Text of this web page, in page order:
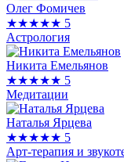
Олег Фомичев
★★★★★ 5
Астрология
Никита Емельянов
★★★★★ 5
Медитации
Наталья Ярцева
★★★★★ 5
Арт-терапия и